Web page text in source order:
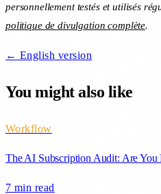
personnellement testés et utilisés
politique de divulgation complète.
← English version
You might also like
Workflow
The AI Subscription Audit: Are
7 min read